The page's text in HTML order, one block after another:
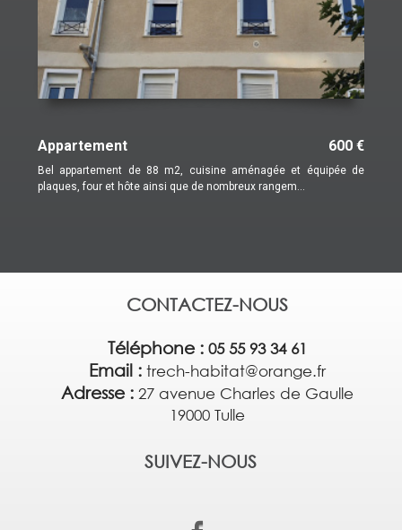
Appartement 600 €
Bel appartement de 88 m2, cuisine aménagée et équipée de
plaques, four et hôte ainsi que de nombreux rangem...
CONTACTEZ-NOUS
Téléphone : 05 55 93 34 61
Email : trech-habitat@orange.fr
Adresse : 27 avenue Charles de Gaulle
19000 Tulle
SUIVEZ-NOUS